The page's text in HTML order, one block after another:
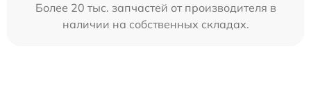
Более 20 тыс. запчастей от производителя в
наличии на собственных складах.